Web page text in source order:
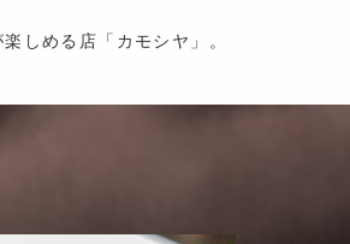
しめる店「カモシヤ」。